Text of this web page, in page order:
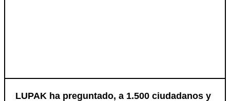
LUPAK ha preguntado, a 1.500 ciudadanos y